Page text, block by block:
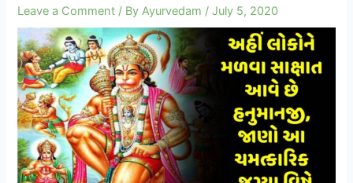
Leave a Comment / ByAyurvedam /July 5, 2020